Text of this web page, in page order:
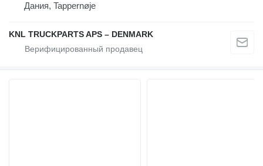
Дания, Tappernøje
KNL TRUCKPARTS APS – DENMARK